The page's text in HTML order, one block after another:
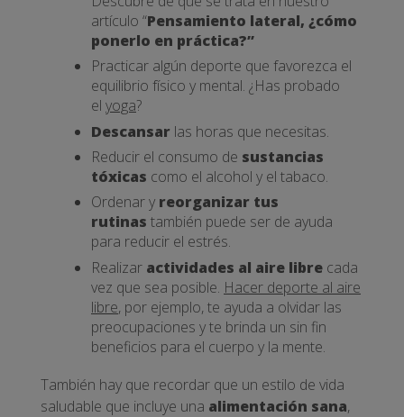
artículo “Pensamiento lateral, ¿cómo
ponerlo en práctica?”
Practicar algún deporte que favorezca el
equilibrio físico y mental. ¿Has probado
el yoga?
Descansar las horas que necesitas.
Reducir el consumo de sustancias
tóxicas como el alcohol y el tabaco.
Ordenar y reorganizar tus
rutinas también puede ser de ayuda
para reducir el estrés.
Realizar actividades al aire libre cada
vez que sea posible. Hacer deporte al aire
libre, por ejemplo, te ayuda a olvidar las
preocupaciones y te brinda un sin fin
beneficios para el cuerpo y la mente.
También hay que recordar que un estilo de vida
saludable que incluye una alimentación sana,